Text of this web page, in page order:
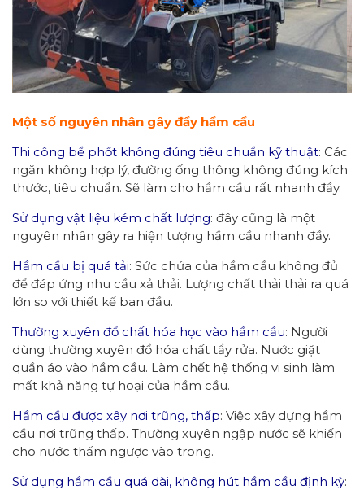
Một số nguyên nhân gây đầy hầm cầu
Thi công bể phốt không đúng tiêu chuẩn kỹ thuật: Các
ngăn không hợp lý, đường ống thông không đúng kích
thước, tiêu chuẩn. Sẽ làm cho hầm cầu rất nhanh đầy.
Sử dụng vật liệu kém chất lượng: đây cũng là một
nguyên nhân gây ra hiện tượng hầm cầu nhanh đầy.
Hầm cầu bị quá tải: Sức chứa của hầm cầu không đủ
để đáp ứng nhu cầu xả thải. Lượng chất thải thải ra quá
lớn so với thiết kế ban đầu.
Thường xuyên đổ chất hóa học vào hầm cầu: Người
dùng thường xuyên đổ hóa chất tẩy rửa. Nước giặt
quần áo vào hầm cầu. Làm chết hệ thống vi sinh làm
mất khả năng tự hoại của hầm cầu.
Hầm cầu được xây nơi trũng, thấp: Việc xây dựng hầm
cầu nơi trũng thấp. Thường xuyên ngập nước sẽ khiến
cho nước thấm ngược vào trong.
Sử dụng hầm cầu quá dài, không hút hầm cầu định kỳ: